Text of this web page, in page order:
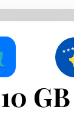
10 GB